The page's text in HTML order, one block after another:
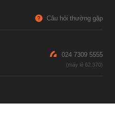
Câu hỏi thường gặp
024 7309 5555